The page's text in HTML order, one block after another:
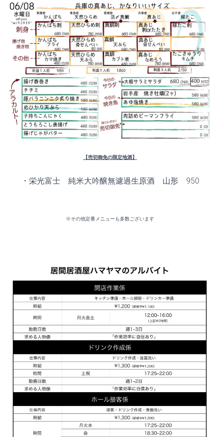
【売切御免の限定地酒】
・栄光富士 純米大吟醸無濾過生原酒 山形 950
※その他定番メニューも多数ございます